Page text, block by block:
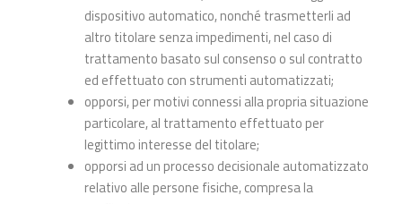
dispositivo automatico, nonché trasmetterli ad
altro titolare senza impedimenti, nel caso di
trattamento basato sul consenso o sul contratto
ed effettuato con strumenti automatizzati;
opporsi, per motivi connessi alla propria situazione
particolare, al trattamento effettuato per
legittimo interesse del titolare;
opporsi ad un processo decisionale automatizzato
relativo alle persone fisiche, compresa la